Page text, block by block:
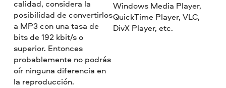
calidad, considera la
posibilidad de convertirlos
a MP3 con una tasa de
bits de 192 kbit/s o
superior. Entonces
probablemente no podrás
oír ninguna diferencia en
la reproducción.
Windows Media Player,
QuickTime Player, VLC,
DivX Player, etc.